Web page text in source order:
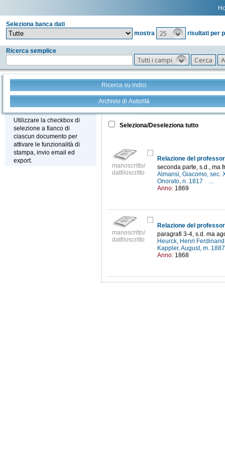
Seleziona banca dati
mostra
25 risultati per
Ricerca semplice
Tutti i campi
Ricerca su indici
Archivio di Autorità
Stampa - Email - Export
Utilizzare la checkbox di
selezione a fianco di
ciascun documento per
attivare le funzionalità di
stampa, invio email ed
export.
Tutto +
Seleziona/Deseleziona tutto
manoscritto/
dattiloscritto
Relazione del
seconda parte, s.d., ma
Almansi, Giacomo, sec.
Onorato, n. 1817
...
Anno: 1869
manoscritto/
dattiloscritto
Relazione del
paragrafi 3-4, s.d. ma
Heurck, Henri
Kappler, August, m.
Anno: 1868